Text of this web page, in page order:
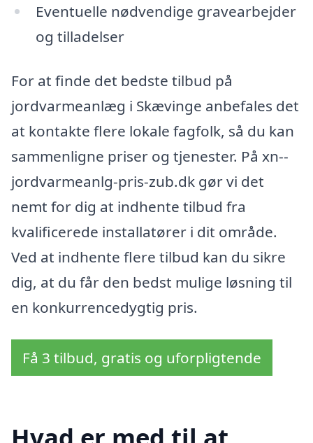
Eventuelle nødvendige gravearbejder
og tilladelser
For at finde det bedste tilbud på
jordvarmeanlæg i Skævinge anbefales det
at kontakte flere lokale fagfolk, så du kan
sammenligne priser og tjenester. På xn--
jordvarmeanlg-pris-zub.dk gør vi det
nemt for dig at indhente tilbud fra
kvalificerede installatører i dit område.
Ved at indhente flere tilbud kan du sikre
dig, at du får den bedst mulige løsning til
en konkurrencedygtig pris.
Få 3 tilbud, gratis og uforpligtende